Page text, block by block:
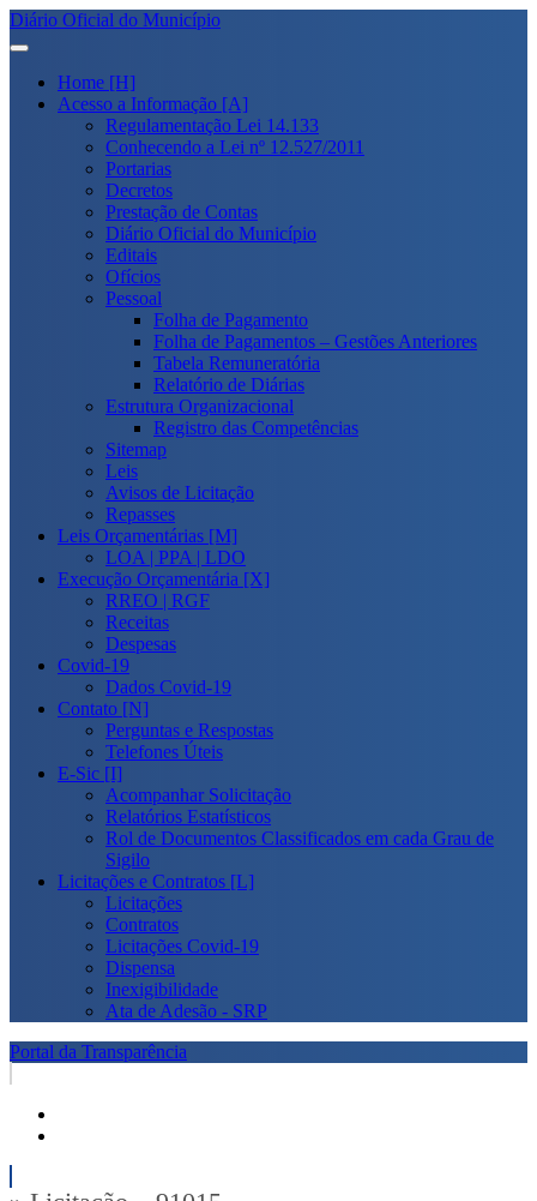
Diário Oficial do Município
Home [H]
Acesso a Informação [A]
Regulamentação Lei 14.133
Conhecendo a Lei nº 12.527/2011
Portarias
Decretos
Prestação de Contas
Diário Oficial do Município
Editais
Ofícios
Pessoal
Folha de Pagamento
Folha de Pagamentos – Gestões Anteriores
Tabela Remuneratória
Relatório de Diárias
Estrutura Organizacional
Registro das Competências
Sitemap
Leis
Avisos de Licitação
Repasses
Leis Orçamentárias [M]
LOA | PPA | LDO
Execução Orçamentária [X]
RREO | RGF
Receitas
Despesas
Covid-19
Dados Covid-19
Contato [N]
Perguntas e Respostas
Telefones Úteis
E-Sic [I]
Acompanhar Solicitação
Relatórios Estatísticos
Rol de Documentos Classificados em cada Grau de
Sigilo
Licitações e Contratos [L]
Licitações
Contratos
Licitações Covid-19
Dispensa
Inexigibilidade
Ata de Adesão - SRP
Portal da Transparência